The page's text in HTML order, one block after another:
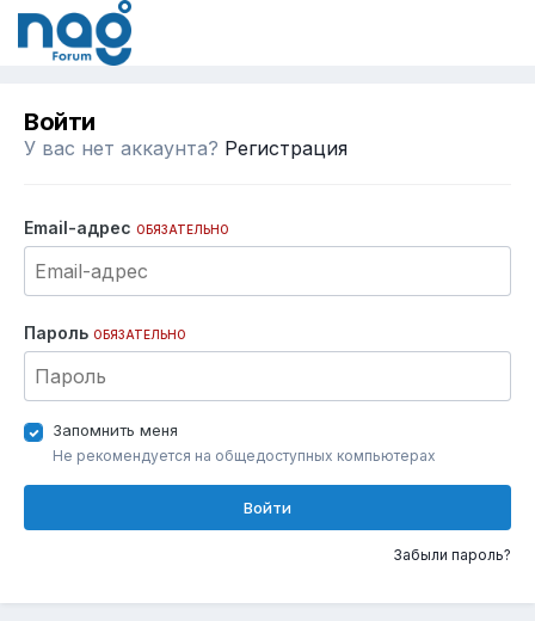
Войти
У вас нет аккаунта? Регистрация
Email-адрес ОБЯЗАТЕЛЬНО
Пароль ОБЯЗАТЕЛЬНО
Запомнить меня
Не рекомендуется на общедоступных компьютерах
Войти
Забыли пароль?